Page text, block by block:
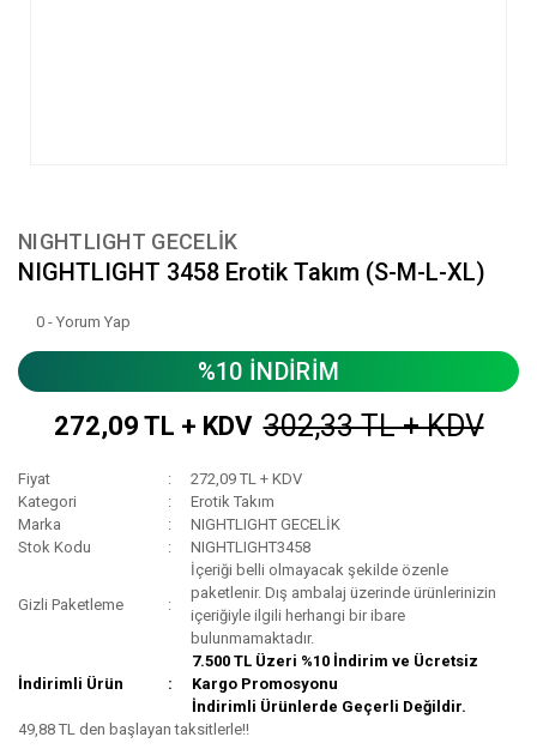
NIGHTLIGHT GECELİK
NIGHTLIGHT 3458 Erotik Takım (S-M-L-XL)
0 - Yorum Yap
%10 İNDİRİM
272,09 TL + KDV 302,33 TL + KDV
Fiyat
272,09 TL + KDV
Kategori
Erotik Takım
Marka
NIGHTLIGHT GECELİK
Stok Kodu
NIGHTLIGHT3458
Gizli Paketleme
İçeriği belli olmayacak şekilde özenle
paketlenir. Dış ambalaj üzerinde ürünlerinizin
içeriğiyle ilgili herhangi bir ibare
bulunmamaktadır.
İndirimli Ürün
7.500 TL Üzeri %10 İndirim ve Ücretsiz
Kargo Promosyonu
İndirimli Ürünlerde Geçerli Değildir.
49,88 TL den başlayan taksitlerle!!